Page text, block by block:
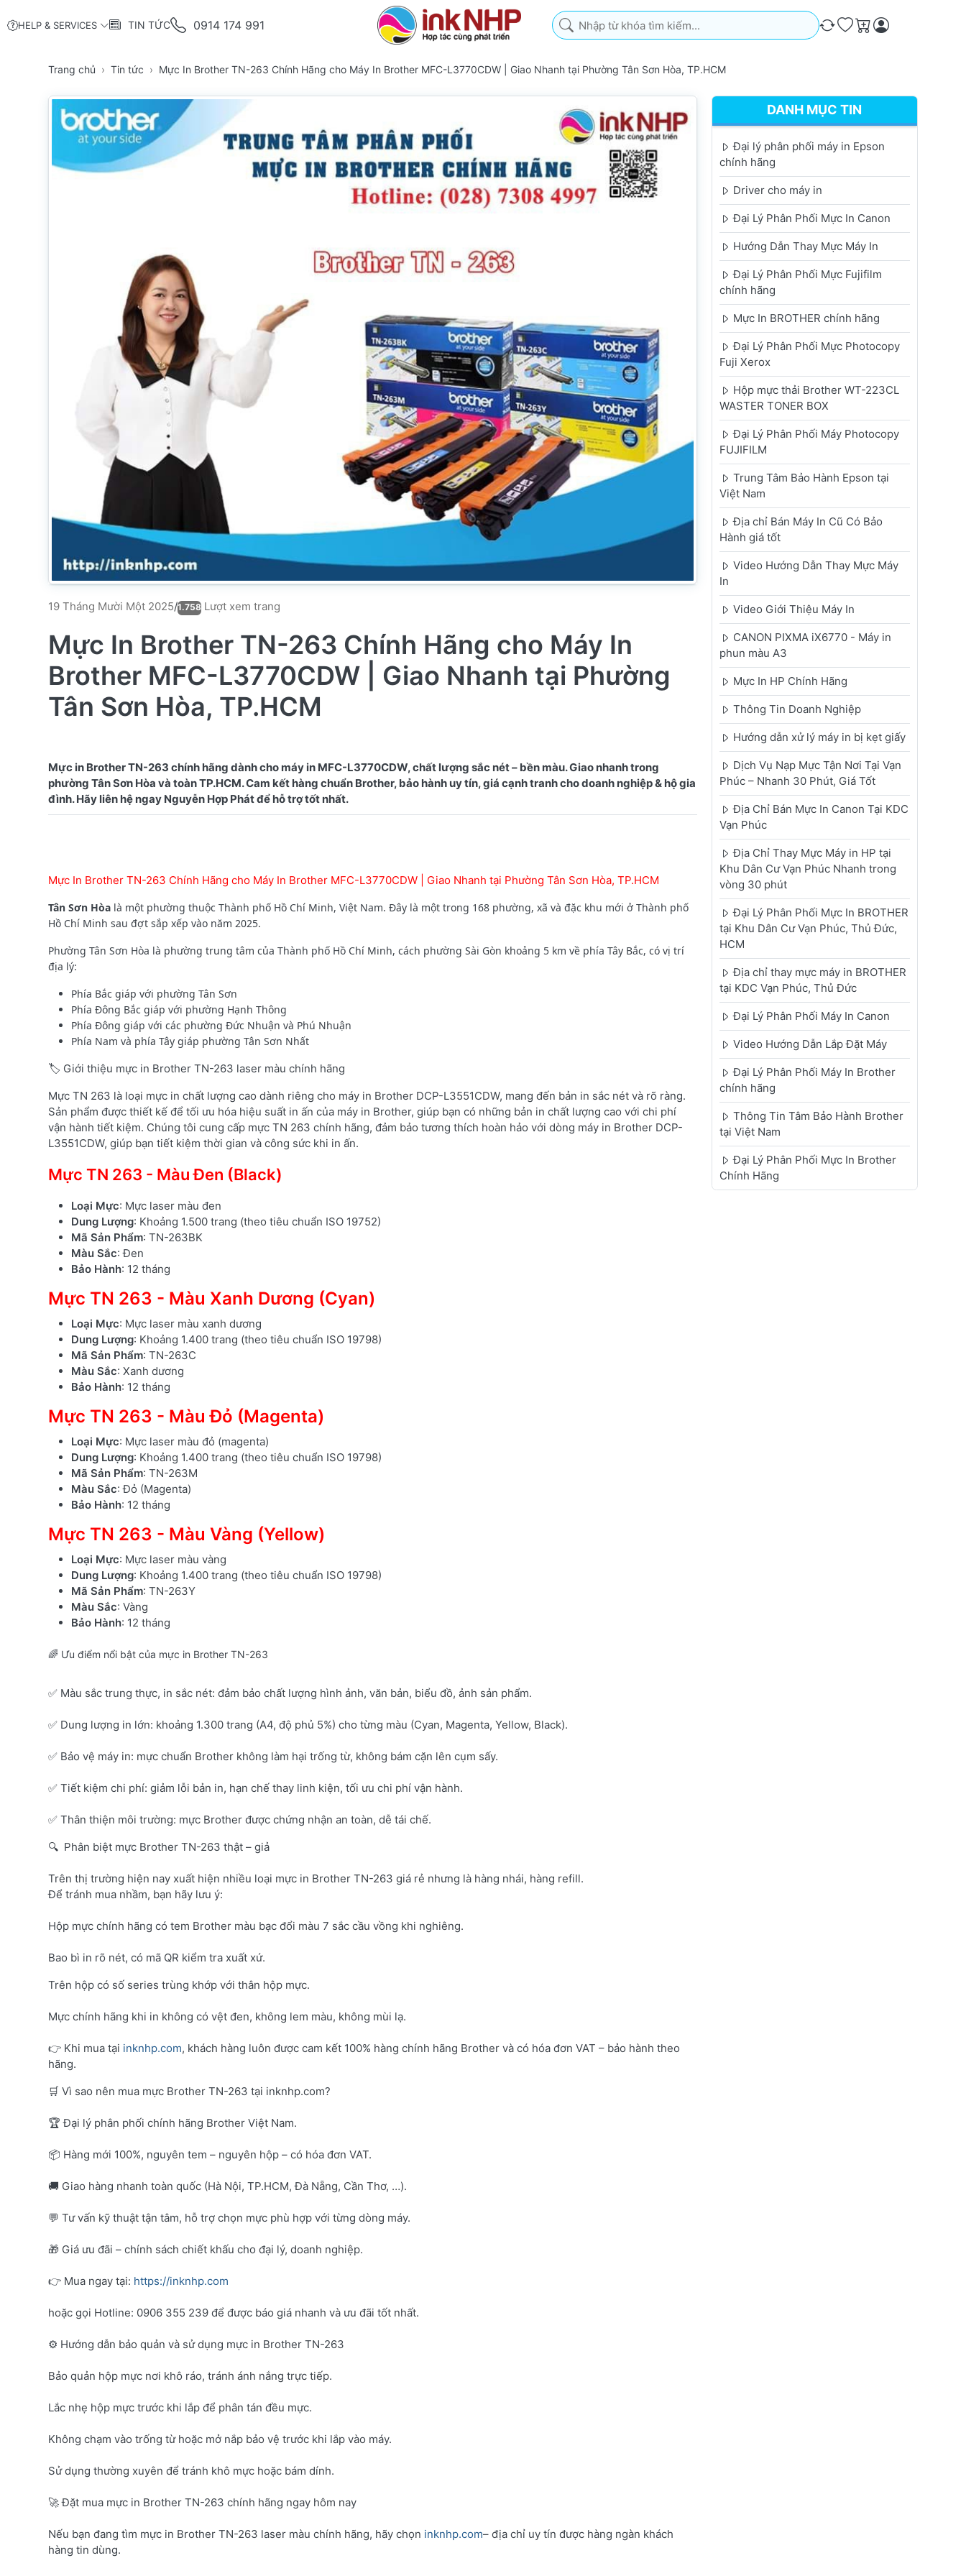
HELP & SERVICES TIN TỨC 0914 174 991
Nhập từ khóa tìm kiếm. Kết quả sẽ tự động xuất hiện khi bạn nhập. Nhấn phím
So sánh
Ưa thích
Giỏ hàng
Trang chủ Tin tức Mực In Brother TN-263 Chính Hãng cho Máy In Brother MFC-L3770CDW | Giao Nhanh tại Phường Tân Sơn Hòa, TP.HCM
19 Tháng Mười Một 2025/1.758 Lượt xem trang
Mực In Brother TN-263 Chính Hãng cho Máy In
Brother MFC-L3770CDW | Giao Nhanh tại Phường
Tân Sơn Hòa, TP.HCM
Mực in Brother TN-263 chính hãng dành cho máy in MFC-L3770CDW, chất lượng sắc nét – bền màu. Giao nhanh trong
phường Tân Sơn Hòa và toàn TP.HCM. Cam kết hàng chuẩn Brother, bảo hành uy tín, giá cạnh tranh cho doanh nghiệp & hộ gia
Mực In Brother TN-263 Chính Hãng cho Máy In Brother MFC-L3770CDW | Giao Nhanh tại Phường Tân Sơn Hòa, TP.HCM
Tân Sơn Hòa là một phường thuộc Thành phố Hồ Chí Minh, Việt Nam. Đây là một trong 168 phường, xã và đặc khu mới ở Thành phố
Hồ Chí Minh sau đợt sắp xếp vào năm 2025.
Phường Tân Sơn Hòa là phường trung tâm của Thành phố Hồ Chí Minh, cách phường Sài Gòn khoảng 5 km về phía Tây Bắc, có vị trí
địa lý:
Phía Bắc giáp với phường Tân Sơn
Phía Đông Bắc giáp với phường Hạnh Thông
Phía Đông giáp với các phường Đức Nhuận và Phú Nhuận
Phía Nam và phía Tây giáp phường Tân Sơn Nhất
🏷️ Giới thiệu mực in Brother TN-263 laser màu chính hãng
Mực TN 263 là loại mực in chất lượng cao dành riêng cho máy in Brother DCP-L3551CDW, mang đến bản in sắc nét và rõ ràng.
Sản phẩm được thiết kế để tối ưu hóa hiệu suất in ấn của máy in Brother, giúp bạn có những bản in chất lượng cao với chi phí
vận hành tiết kiệm. Chúng tôi cung cấp mực TN 263 chính hãng, đảm bảo tương thích hoàn hảo với dòng máy in Brother DCP-
L3551CDW, giúp bạn tiết kiệm thời gian và công sức khi in ấn.
Mực TN 263 - Màu Đen (Black)
Loại Mực: Mực laser màu đen
Dung Lượng: Khoảng 1.500 trang (theo tiêu chuẩn ISO 19752)
Mã Sản Phẩm: TN-263BK
Màu Sắc: Đen
Bảo Hành: 12 tháng
Mực TN 263 - Màu Xanh Dương (Cyan)
Loại Mực: Mực laser màu xanh dương
Dung Lượng: Khoảng 1.400 trang (theo tiêu chuẩn ISO 19798)
Mã Sản Phẩm: TN-263C
Màu Sắc: Xanh dương
Bảo Hành: 12 tháng
Mực TN 263 - Màu Đỏ (Magenta)
Loại Mực: Mực laser màu đỏ (magenta)
Dung Lượng: Khoảng 1.400 trang (theo tiêu chuẩn ISO 19798)
Mã Sản Phẩm: TN-263M
Màu Sắc: Đỏ (Magenta)
Bảo Hành: 12 tháng
Mực TN 263 - Màu Vàng (Yellow)
Loại Mực: Mực laser màu vàng
Dung Lượng: Khoảng 1.400 trang (theo tiêu chuẩn ISO 19798)
Mã Sản Phẩm: TN-263Y
Màu Sắc: Vàng
Bảo Hành: 12 tháng
🌈 Ưu điểm nổi bật của mực in Brother TN-263
✅ Màu sắc trung thực, in sắc nét: đảm bảo chất lượng hình ảnh, văn bản, biểu đồ, ảnh sản phẩm.
✅ Dung lượng in lớn: khoảng 1.300 trang (A4, độ phủ 5%) cho từng màu (Cyan, Magenta, Yellow, Black).
✅ Bảo vệ máy in: mực chuẩn Brother không làm hại trống từ, không bám cặn lên cụm sấy.
✅ Tiết kiệm chi phí: giảm lỗi bản in, hạn chế thay linh kiện, tối ưu chi phí vận hành.
✅ Thân thiện môi trường: mực Brother được chứng nhận an toàn, dễ tái chế.
🔍 Phân biệt mực Brother TN-263 thật – giả
Trên thị trường hiện nay xuất hiện nhiều loại mực in Brother TN-263 giá rẻ nhưng là hàng nhái, hàng refill.
Để tránh mua nhầm, bạn hãy lưu ý:
Hộp mực chính hãng có tem Brother màu bạc đổi màu 7 sắc cầu vồng khi nghiêng.
Bao bì in rõ nét, có mã QR kiểm tra xuất xứ.
Trên hộp có số series trùng khớp với thân hộp mực.
Mực chính hãng khi in không có vệt đen, không lem màu, không mùi lạ.
👉 Khi mua tại inknhp.com, khách hàng luôn được cam kết 100% hàng chính hãng Brother và có hóa đơn VAT – bảo hành theo
hãng.
🛒 Vì sao nên mua mực Brother TN-263 tại inknhp.com?
🏆 Đại lý phân phối chính hãng Brother Việt Nam.
📦 Hàng mới 100%, nguyên tem – nguyên hộp – có hóa đơn VAT.
🚚 Giao hàng nhanh toàn quốc (Hà Nội, TP.HCM, Đà Nẵng, Cần Thơ, …).
💬 Tư vấn kỹ thuật tận tâm, hỗ trợ chọn mực phù hợp với từng dòng máy.
🎁 Giá ưu đãi – chính sách chiết khấu cho đại lý, doanh nghiệp.
👉 Mua ngay tại: https://inknhp.com
hoặc gọi Hotline: 0906 355 239 để được báo giá nhanh và ưu đãi tốt nhất.
⚙️ Hướng dẫn bảo quản và sử dụng mực in Brother TN-263
Bảo quản hộp mực nơi khô ráo, tránh ánh nắng trực tiếp.
Lắc nhẹ hộp mực trước khi lắp để phân tán đều mực.
Không chạm vào trống từ hoặc mở nắp bảo vệ trước khi lắp vào máy.
Sử dụng thường xuyên để tránh khô mực hoặc bám dính.
🚀 Đặt mua mực in Brother TN-263 chính hãng ngay hôm nay
Nếu bạn đang tìm mực in Brother TN-263 laser màu chính hãng, hãy chọn inknhp.com– địa chỉ uy tín được hàng ngàn khách
hàng tin dùng.
DANH MỤC TIN
Đại lý phân phối máy in Epson
chính hãng
Driver cho máy in
Đại Lý Phân Phối Mực In Canon
Hướng Dẫn Thay Mực Máy In
Đại Lý Phân Phối Mực Fujifilm
chính hãng
Mực In BROTHER chính hãng
Đại Lý Phân Phối Mực Photocopy
Fuji Xerox
Hộp mực thải Brother WT-223CL
WASTER TONER BOX
Đại Lý Phân Phối Máy Photocopy
FUJIFILM
Trung Tâm Bảo Hành Epson tại
Việt Nam
Địa chỉ Bán Máy In Cũ Có Bảo
Hành giá tốt
Video Hướng Dẫn Thay Mực Máy
In
Video Giới Thiệu Máy In
CANON PIXMA iX6770 - Máy in
phun màu A3
Mực In HP Chính Hãng
Thông Tin Doanh Nghiệp
Hướng dẫn xử lý máy in bị kẹt giấy
Dịch Vụ Nạp Mực Tận Nơi Tại Vạn
Phúc – Nhanh 30 Phút, Giá Tốt
Địa Chỉ Bán Mực In Canon Tại KDC
Vạn Phúc
Địa Chỉ Thay Mực Máy in HP tại
Khu Dân Cư Vạn Phúc Nhanh trong
vòng 30 phút
Đại Lý Phân Phối Mực In BROTHER
tại Khu Dân Cư Vạn Phúc, Thủ Đức,
HCM
Địa chỉ thay mực máy in BROTHER
tại KDC Vạn Phúc, Thủ Đức
Đại Lý Phân Phối Máy In Canon
Video Hướng Dẫn Lắp Đặt Máy
Đại Lý Phân Phối Máy In Brother
chính hãng
Thông Tin Tâm Bảo Hành Brother
tại Việt Nam
Đại Lý Phân Phối Mực In Brother
Chính Hãng